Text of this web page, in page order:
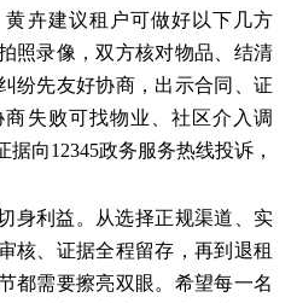
卉建议租户可做好以下几方
照录像，双方核对物品、结清
纷先友好协商，出示合同、证
失败可找物业、社区介入调
向12345政务服务热线投诉，
身利益。从选择正规渠道、实
核、证据全程留存，再到退租
都需要擦亮双眼。希望每一名